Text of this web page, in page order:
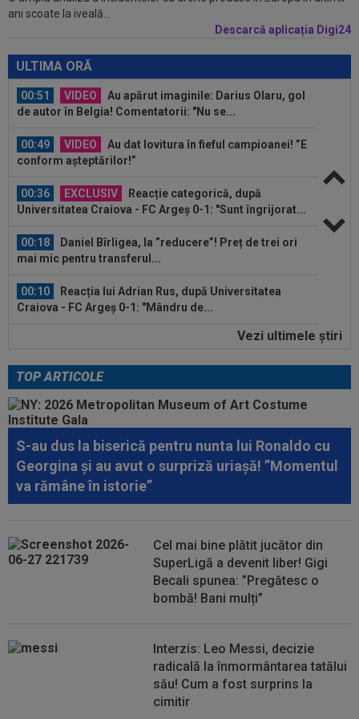
ani scoate la iveală...
Descarcă aplicația Digi24
ULTIMA ORĂ
ce Universitatea Craiova a...
de autor în Belgia! Comentatorii: "Nu se...
00:49 VIDEO
Au dat lovitura în fieful campioanei! ”E
conform așteptărilor!”
00:36 EXCLUSIV
Reacție categorică, după
Universitatea Craiova - FC Argeș 0-1: "Sunt îngrijorat...
00:18
Daniel Bîrligea, la ”reducere”! Preț de trei ori
mai mic pentru transferul...
00:10
Reacția lui Adrian Rus, după Universitatea
Craiova - FC Argeș 0-1: "Mândru de...
00:03 EXCLUSIV
Jucătorul "cu mobilitate de
șifonier" l-a uimit și pe Radu Naum, la Craiova...
Bogdan Andone, pus pe glume după
00:52
Filipe Coelho a surprins pe toată lumea, după
ce Universitatea Craiova a...
00:51 VIDEO
Au apărut imaginile: Darius Olaru, gol
de autor în Belgia! Comentatorii: "Nu se...
00:49 VIDEO
Au dat lovitura în fieful campioanei! ”E
conform așteptărilor!”
Universitatea Craiova - FC Argeș 0-1: "Sunt îngrijorat...
Vezi ultimele ştiri
TOP ARTICOLE
S-au dus la biserică pentru nunta lui Ronaldo cu
Georgina și au avut o surpriză uriașă! ”Momentul
va rămâne în istorie”
Cel mai bine plătit jucător din
SuperLigă a devenit liber! Gigi
Becali spunea: ”Pregătesc o
bombă! Bani mulți”
Interzis: Leo Messi, decizie
radicală la înmormântarea tatălui
său! Cum a fost surprins la
cimitir